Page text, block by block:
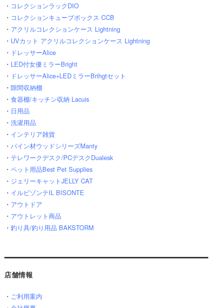
・ コレクションラックDIO
・ コレクションキューブボックス CCB
・ アクリルコレクションケース Lightning
・ UVカット アクリルコレクションケース Lightning
・ ドレッサーAlice
・ LED付女優ミラーBright
・ ドレッサーAlice+LEDミラーBrihgtセット
・ 隙間収納棚
・ 食器棚/キッチン収納 Lacuis
・ 日用品
・ 洗濯用品
・ インテリア雑貨
・ パイン材ウッドシリーズManty
・ テレワークデスク/PCデスクDualesk
・ ペット用品Best Pet Supplies
・ ジェリーキャットJELLY CAT
・ イルビゾンテIL BISONTE
・ アウトドア
・ アウトレット商品
・ 釣り具/釣り用品 BAKSTORM
店舗情報
・ ご利用案内